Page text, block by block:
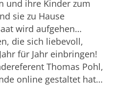
und ihre Kinder zum
sie zu Hause
wird aufgehen…
die sich liebevoll,
für Jahr einbringen!
Thomas Pohl,
online gestaltet hat…